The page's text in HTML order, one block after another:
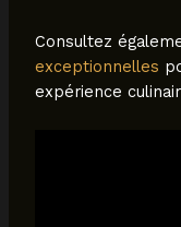
Consultez
exceptionnelles
expérience